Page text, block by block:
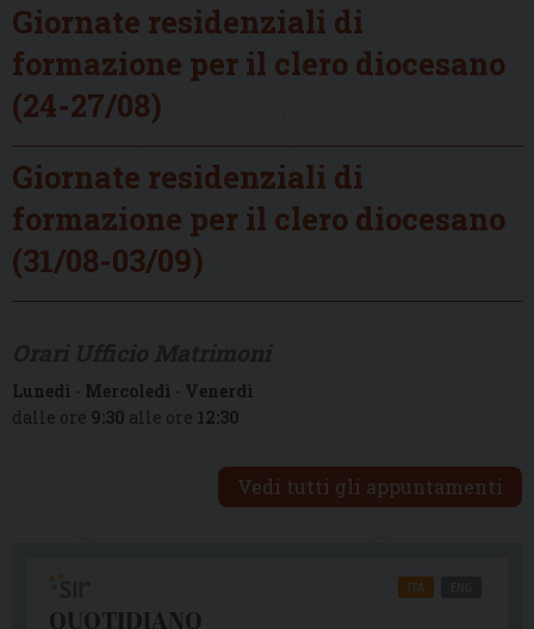
Giornate residenziali di
formazione per il clero diocesano
(24-27/08)
Giornate residenziali di
formazione per il clero diocesano
(31/08-03/09)
Lunedì - Mercoledì - Venerdì
dalle ore 9:30 alle ore 12:30
Vedi tutti gli appuntamenti